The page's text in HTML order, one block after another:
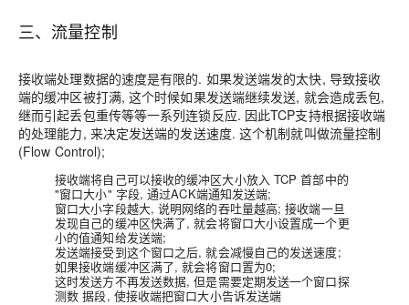
三、流量控制
接收端处理数据的速度是有限的. 如果发送端发的太快, 导致接收
端的缓冲区被打满, 这个时候如果发送端继续发送, 就会造成丢包,
继而引起丢包重传等等一系列连锁反应. 因此TCP支持根据接收端
的处理能力, 来决定发送端的发送速度. 这个机制就叫做流量控制
(Flow Control);
接收端将自己可以接收的缓冲区大小放入 TCP 首部中的
"窗口大小" 字段, 通过ACK端通知发送端;
窗口大小字段越大, 说明网络的吞吐量越高; 接收端一旦
发现自己的缓冲区快满了, 就会将窗口大小设置成一个更
小的值通知给发送端;
发送端接受到这个窗口之后, 就会减慢自己的发送速度;
如果接收端缓冲区满了, 就会将窗口置为0;
这时发送方不再发送数据, 但是需要定期发送一个窗口探
测数 据段, 使接收端把窗口大小告诉发送端